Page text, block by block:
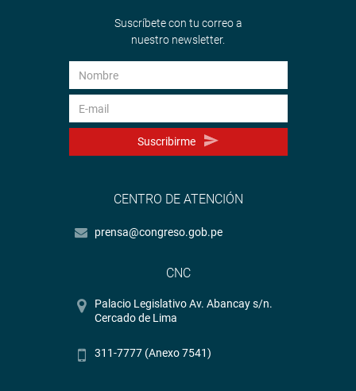
Suscríbete con tu correo a
nuestro newsletter.
Suscribirme
CENTRO DE ATENCIÓN
prensa@congreso.gob.pe
CNC
Palacio Legislativo Av. Abancay s/n.
Cercado de Lima
311-7777 (Anexo 7541)